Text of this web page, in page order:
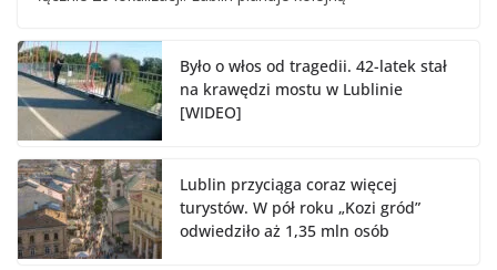
Było o włos od tragedii. 42-latek stał
na krawędzi mostu w Lublinie
[WIDEO]
Lublin przyciąga coraz więcej
turystów. W pół roku „Kozi gród”
odwiedziło aż 1,35 mln osób